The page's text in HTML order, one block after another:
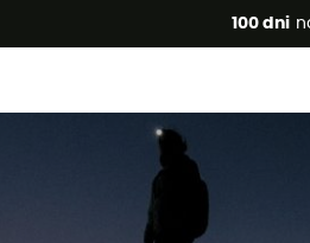
100 dni
Letnie promocje 🔥 -5%